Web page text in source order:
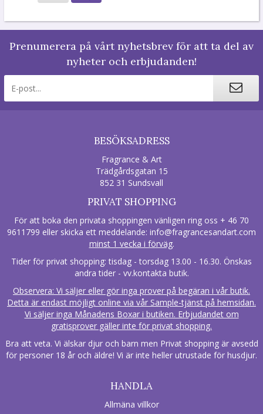
Prenumerera på vårt nyhetsbrev för att ta del av
nyheter och erbjudanden!
BESÖKSADRESS
Fragrance & Art
Trädgårdsgatan 15
852 31 Sundsvall
PRIVAT SHOPPING
För att boka den privata shoppingen vänligen ring oss + 46 70
9611799 eller skicka ett meddelande: info@fragrancesandart.com
minst 1 vecka i förväg.
Tider för privat shopping: tisdag - torsdag 13.00 - 16.30. Önskas
andra tider - vv.kontakta butik.
Observera: Vi säljer eller gör inga prover på begäran i vår butik.
Detta är endast möjligt online via vår Sample-tjänst på hemsidan.
Vi säljer inga Månadens Boxar i butiken. Erbjudandet om
gratisprover gäller inte för privat shopping.
Bra att veta. Vi älskar djur och barn men Privat shopping är avsedd
för personer 18 år och äldre! Vi är inte heller utrustade för husdjur.
HANDLA
Allmäna villkor